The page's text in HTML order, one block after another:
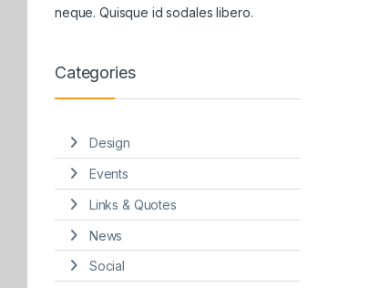
neque. Quisque id sodales libero.
Categories
Design
Events
Links & Quotes
News
Social